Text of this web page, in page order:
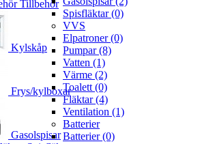
Tillbehör
Kylskåp
Frys/kylboxar
Gasolspisar
Spisfläktar (0)
VVS
Elpatroner (0)
Pumpar (8)
Vatten (1)
Värme (2)
Toalett (0)
Fläktar (4)
Ventilation (1)
Batterier
Batterier (0)